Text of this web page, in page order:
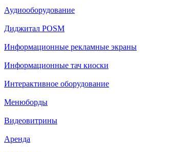
Аудиооборудование
Диджитал POSM
Информационные рекламные экраны
Информационные тач киоски
Интерактивное оборудование
Менюборды
Видеовитрины
Аренда